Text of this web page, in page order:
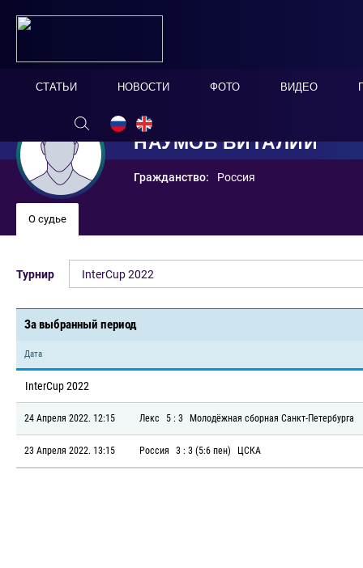
СТАТЬИ НОВОСТИ ФОТО ВИДЕО
НАУМОВ ВИТАЛИЙ
Гражданство: Россия
О судье
Турнир InterCup 2022
За выбранный период
Дата
InterCup 2022
24 Апреля 2022. 12:15 Лекс 5 : 3 Молодёжная сборная Санкт-Петербурга
23 Апреля 2022. 13:15 Россия 3 : 3 (5:6 пен) ЦСКА